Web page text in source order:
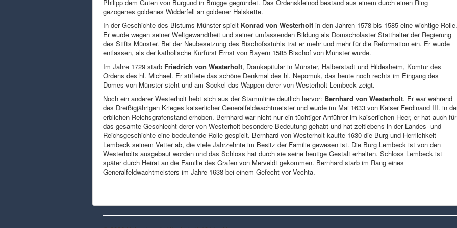
Philipp dem Guten von Burgund in Brügge gegründet. Das Ordenskleinod bestand aus einem durch einen Ring
gezogenes goldenes Widderfell an goldener Halskette.
In der Geschichte des Bistums Münster spielt Konrad von Westerholt in den Jahren 1578 bis 1585 eine wichtige Rolle.
Er wurde wegen seiner Weltgewandtheit und seiner umfassenden Bildung als Domscholaster Statthalter der Regierung
des Stifts Münster. Bei der Neubesetzung des Bischofsstuhls trat er mehr und mehr für die Reformation ein. Er wurde
entlassen, als der katholische Kurfürst Ernst von Bayern 1585 Bischof von Münster wurde.
Im Jahre 1729 starb Friedrich von Westerholt, Domkapitular in Münster, Halberstadt und Hildesheim, Komtur des
Ordens des hl. Michael. Er stiftete das schöne Denkmal des hl. Nepomuk, das heute noch rechts im Eingang des
Domes von Münster steht und am Sockel das Wappen derer von Westerholt-Lembeck zeigt.
Noch ein anderer Westerholt hebt sich aus der Stammlinie deutlich hervor: Bernhard von Westerholt. Er war während
des Dreißigjährigen Krieges kaiserlicher Generalfeldwachtmeister und wurde im Mai 1633 von Kaiser Ferdinand III. in
erblichen Reichsgrafenstand erhoben. Bernhard war nicht nur ein tüchtiger Anführer im kaiserlichen Heer, er hat auch für
das gesamte Geschlecht derer von Westerholt besondere Bedeutung gehabt und hat zeitlebens in der Landes- und
Reichsgeschichte eine bedeutende Rolle gespielt. Bernhard von Westerholt kaufte 1630 die Burg und Herrlichkeit
Lembeck seinem Vetter ab, die viele Jahrzehnte im Besitz der Familie gewesen ist. Die Burg Lembeck ist von den
Westerholts ausgebaut worden und das Schloss hat durch sie seine heutige Gestalt erhalten. Schloss Lembeck ist
später durch Heirat an die Familie des Grafen von Merveldt gekommen. Bernhard starb im Rang eines
Generalfeldwachtmeisters im Jahre 1638 bei einem Gefecht vor Vechta.